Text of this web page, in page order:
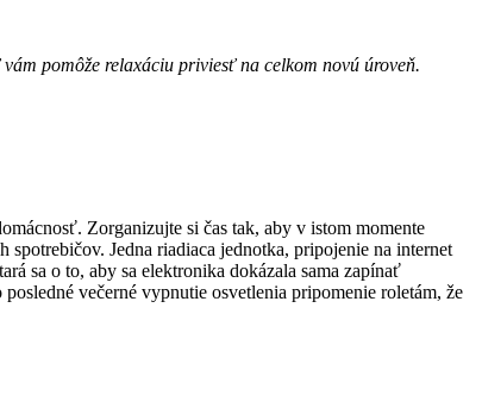
pomôže relaxáciu priviesť na celkom novú úroveň.
Zorganizujte si čas tak, aby v istom momente
Jedna riadiaca jednotka, pripojenie na internet
sa o to, aby sa elektronika dokázala sama zapínať
večerné vypnutie osvetlenia pripomenie roletám, že